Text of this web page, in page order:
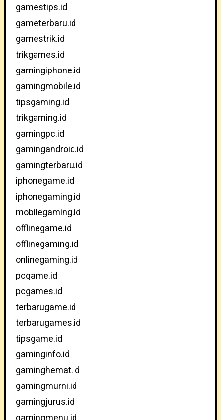
gamestips.id
gameterbaru.id
gamestrik.id
trikgames.id
gamingiphone.id
gamingmobile.id
tipsgaming.id
trikgaming.id
gamingpc.id
gamingandroid.id
gamingterbaru.id
iphonegame.id
iphonegaming.id
mobilegaming.id
offlinegame.id
offlinegaming.id
onlinegaming.id
pcgame.id
pcgames.id
terbarugame.id
terbarugames.id
tipsgame.id
gaminginfo.id
gaminghemat.id
gamingmurni.id
gamingjurus.id